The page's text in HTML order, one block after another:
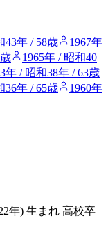
43年 / 58歳
1967年
1965年 / 昭和40
年 / 昭和38年 / 63歳
36年 / 65歳
1960年
年) 生まれ 高校卒